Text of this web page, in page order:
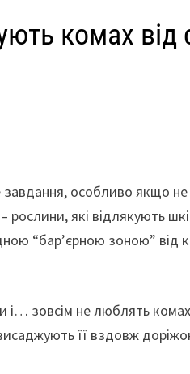
комах від
особливо якщо не
рослини, які відлякують
“бар’єрною зоною” від
і… зовсім не люблять
її вздовж